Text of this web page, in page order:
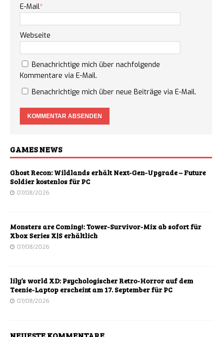
E-Mail*
Webseite
Benachrichtige mich über nachfolgende
Kommentare via E-Mail.
Benachrichtige mich über neue Beiträge via E-Mail.
GAMES NEWS
Ghost Recon: Wildlands erhält Next-Gen-Upgrade – Future
Soldier kostenlos für PC
07/08/2026
Monsters are Coming!: Tower-Survivor-Mix ab sofort für
Xbox Series X|S erhältlich
07/08/2026
lily’s world XD: Psychologischer Retro-Horror auf dem
Teenie-Laptop erscheint am 17. September für PC
07/08/2026